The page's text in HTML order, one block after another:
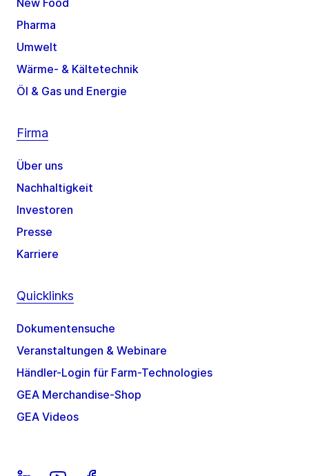
New Food
Pharma
Umwelt
Wärme- & Kältetechnik
Öl & Gas und Energie
Firma
Über uns
Nachhaltigkeit
Investoren
Presse
Karriere
Quicklinks
Dokumentensuche
Veranstaltungen & Webinare
Händler-Login für Farm-Technologies
GEA Merchandise-Shop
GEA Videos